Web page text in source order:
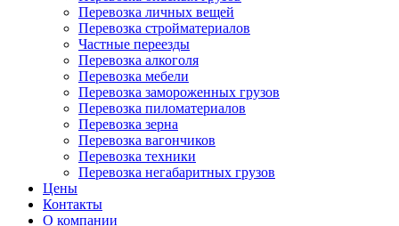
Перевозка личных вещей
Перевозка стройматериалов
Частные переезды
Перевозка алкоголя
Перевозка мебели
Перевозка замороженных грузов
Перевозка пиломатериалов
Перевозка зерна
Перевозка вагончиков
Перевозка техники
Перевозка негабаритных грузов
Цены
Контакты
О компании